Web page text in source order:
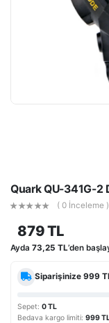
Quark QU-341G-2
( 0 İnceleme )
879 TL
Ayda 73,25 TL’den
Siparişinize999
Sepet: 0 TL
Bedava kargo limiti: 999